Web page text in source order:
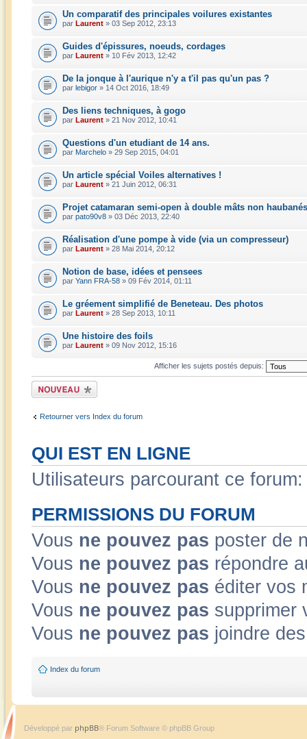
Un comparatif des principales voilures existantes
par Laurent » 03 Sep 2012, 23:13
Guides d'épissures, noeuds, cordages
par Laurent » 10 Fév 2013, 12:42
De la jonque à l'aurique n'y a t'il pas qu'un pas ?
par lebigor » 14 Oct 2016, 18:49
Des liens techniques, à gogo
par Laurent » 21 Nov 2012, 10:41
Questions d'un etudiant de 14 ans.
par Marchelo » 29 Sep 2015, 04:01
Un article spécial Voiles alternatives !
par Laurent » 21 Juin 2012, 06:31
Projet catamaran semi-open à double mâts non haubanés
par pato90v8 » 03 Déc 2013, 22:40
Réalisation d'une pompe à vide (via un compresseur)
par Laurent » 28 Mai 2014, 20:12
Notion de base, idées et pensees
par Yann FRA-58 » 09 Fév 2014, 01:11
Le gréement simplifié de Beneteau. Des photos
par Laurent » 28 Sep 2013, 10:11
Une histoire des foils
par Laurent » 09 Nov 2012, 15:16
Afficher les sujets postés depuis:
Écrire un nouveau
sujet
Retourner vers Index du forum
QUI EST EN LIGNE
Utilisateurs parcourant ce
PERMISSIONS DU FORUM
Vous ne pouvez pas poster de
Vous ne pouvez pas répondre
Vous ne pouvez pas éditer vos
Vous ne pouvez pas supprimer
Vous ne pouvez pas joindre
Index du forum
Développé par phpBB® Forum Software © phpBB Group